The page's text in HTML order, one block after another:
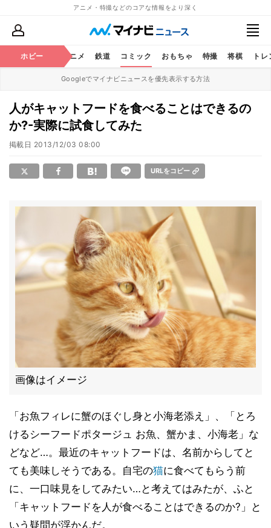
アニメ・特撮などのコアな情報をより深く
ホビー アニメ 鉄道 コミック おもちゃ 特撮 将棋 ト
Googleでマイナビニュースを優先表示する方法
人がキャットフードを食べることはできるの
か?-実際に試食してみた
掲載日 2013/12/03 08:00
URLをコピー
画像はイメージ
「お魚フィレに蟹のほぐし身と小海老添え」、「とろ
けるシーフードポタージュ お魚、蟹かま、小海老」な
どなど…。最近のキャットフードは、名前からしてと
ても美味しそうである。自宅の猫に食べてもらう前
に、一口味見をしてみたい…と考えてはみたが、ふと
「キャットフードを人が食べることはできるのか?」と
いう疑問が浮かんだ。